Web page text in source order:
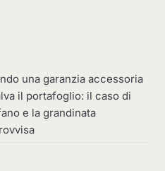
una garanzia accessoria
il portafoglio: il caso di
e la grandinata